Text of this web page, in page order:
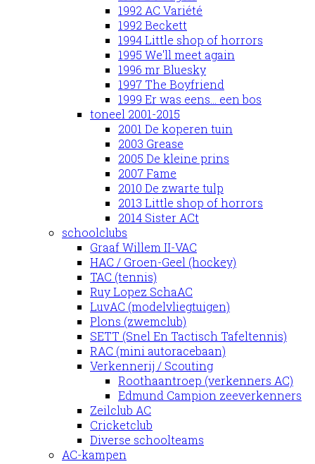
1992 AC Variété
1992 Beckett
1994 Little shop of horrors
1995 We'll meet again
1996 mr Bluesky
1997 The Boyfriend
1999 Er was eens... een bos
toneel 2001-2015
2001 De koperen tuin
2003 Grease
2005 De kleine prins
2007 Fame
2010 De zwarte tulp
2013 Little shop of horrors
2014 Sister ACt
schoolclubs
Graaf Willem II-VAC
HAC / Groen-Geel (hockey)
TAC (tennis)
Ruy Lopez SchaAC
LuvAC (modelvliegtuigen)
Plons (zwemclub)
SETT (Snel En Tactisch Tafeltennis)
RAC (mini autoracebaan)
Verkennerij / Scouting
Roothaantroep (verkenners AC)
Edmund Campion zeeverkenners
Zeilclub AC
Cricketclub
Diverse schoolteams
AC-kampen